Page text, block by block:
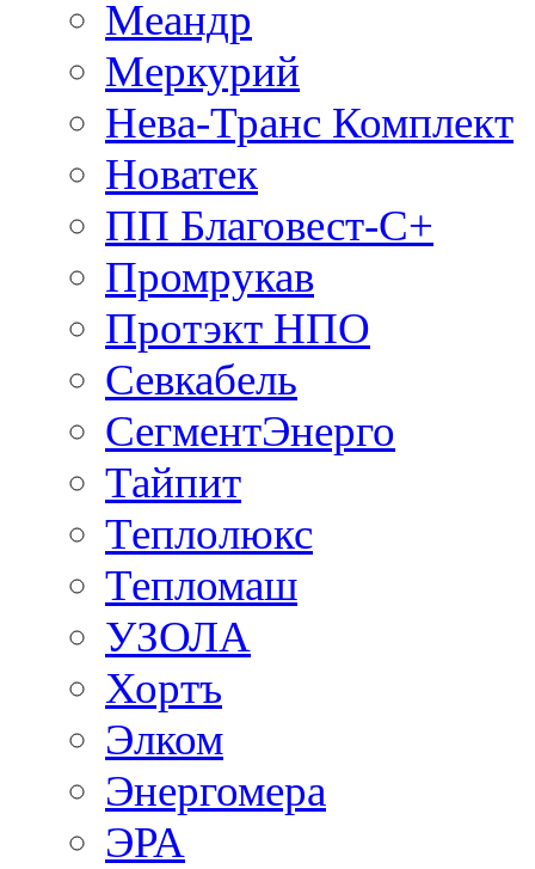
Меандр
Меркурий
Нева-Транс Комплект
Новатек
ПП Благовест-С+
Промрукав
Протэкт НПО
Севкабель
СегментЭнерго
Тайпит
Теплолюкс
Тепломаш
УЗОЛА
Хортъ
Элком
Энергомера
ЭРА